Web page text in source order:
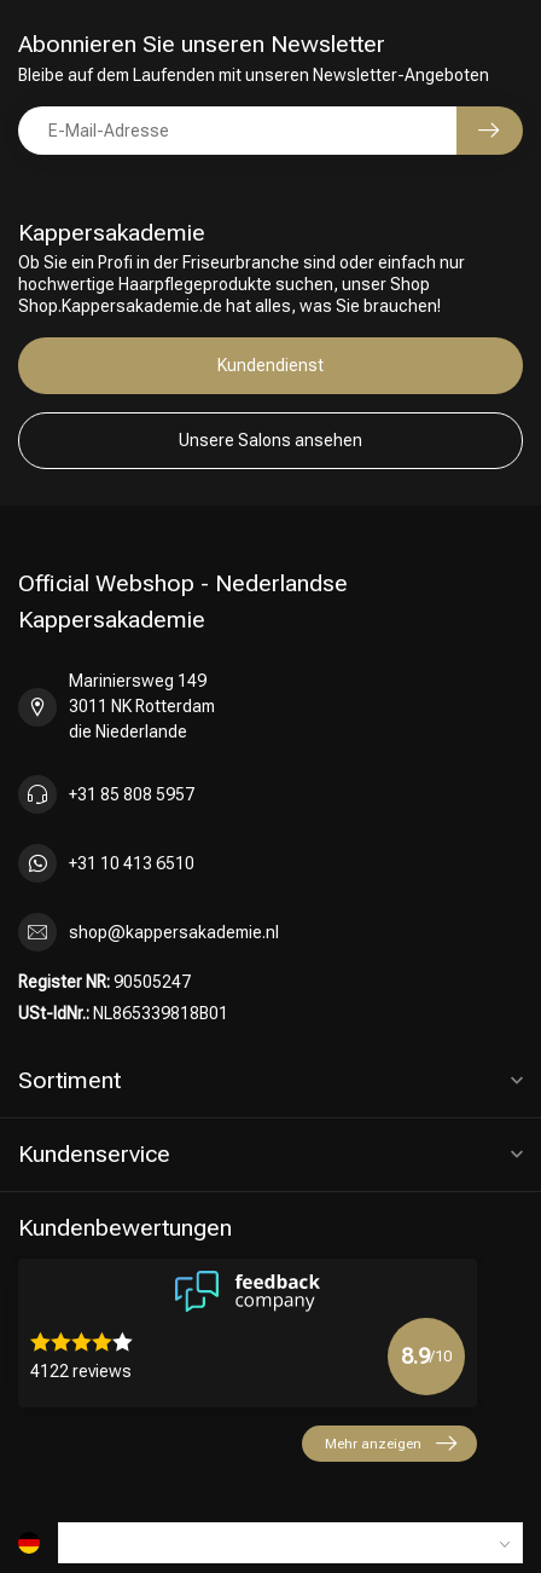
Kappersakademie
Ob Sie ein Profi in der Friseurbranche sind oder einfach nur
hochwertige Haarpflegeprodukte suchen, unser Shop
Shop.Kappersakademie.de hat alles, was Sie brauchen!
Kundendienst
Unsere Salons ansehen
Abonnieren Sie unseren Newsletter
Bleibe auf dem Laufenden mit unseren Newsletter-Angeboten
Official Webshop - Nederlandse
Kappersakademie
Mariniersweg 149
3011 NK Rotterdam
die Niederlande
+31 85 808 5957
+31 10 413 6510
shop@kappersakademie.nl
Register NR:90505247
USt-IdNr.: NL865339818B01
Sortiment
Kundenservice
Kundenbewertungen
4122 reviews
8.9/10
Mehr anzeigen